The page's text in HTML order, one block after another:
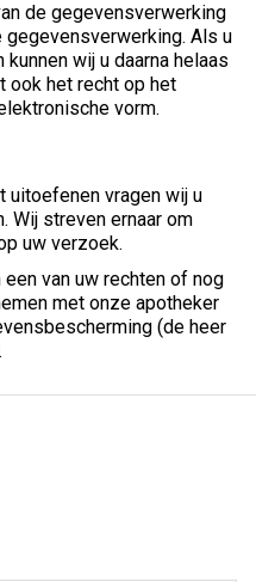
de gegevensverwerking
Als u
wij u daarna helaas
ook het recht op het
vorm.
uitoefenen vragen wij u
Wij streven ernaar om
uw verzoek.
van uw rechten of nog
met onze apotheker
(de heer